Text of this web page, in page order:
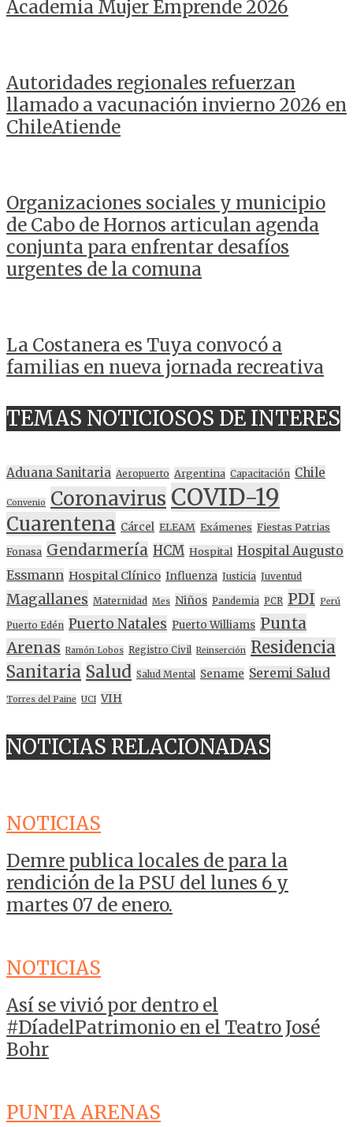
Academia Mujer Emprende 2026
Autoridades regionales refuerzan
llamado a vacunación invierno 2026 en
ChileAtiende
Organizaciones sociales y municipio
de Cabo de Hornos articulan agenda
conjunta para enfrentar desafíos
urgentes de la comuna
La Costanera es Tuya convocó a
familias en nueva jornada recreativa
TEMAS NOTICIOSOS DE INTERES
Aduana Sanitaria Aeropuerto Argentina Capacitación Chile
Convenio Coronavirus COVID-19
Cuarentena Cárcel ELEAM Exámenes Fiestas Patrias
Fonasa Gendarmería HCM Hospital Hospital Augusto
Essmann Hospital Clínico Influenza Justicia Juventud
Magallanes Maternidad Mes Niños Pandemia PCR PDI Perú
Puerto Edén Puerto Natales Puerto Williams Punta
Arenas Ramón Lobos Registro Civil Reinserción
Residencia
Sanitaria Salud Salud Mental Sename Seremi Salud
Torres del Paine UCI VIH
NOTICIAS RELACIONADAS
NOTICIAS
Demre publica locales de para la
rendición de la PSU del lunes 6 y
martes 07 de enero.
NOTICIAS
Así se vivió por dentro el
#DíadelPatrimonio en el Teatro José
Bohr
PUNTA ARENAS